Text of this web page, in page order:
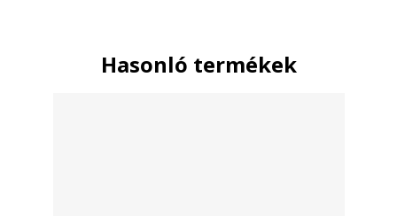
Hasonló termékek